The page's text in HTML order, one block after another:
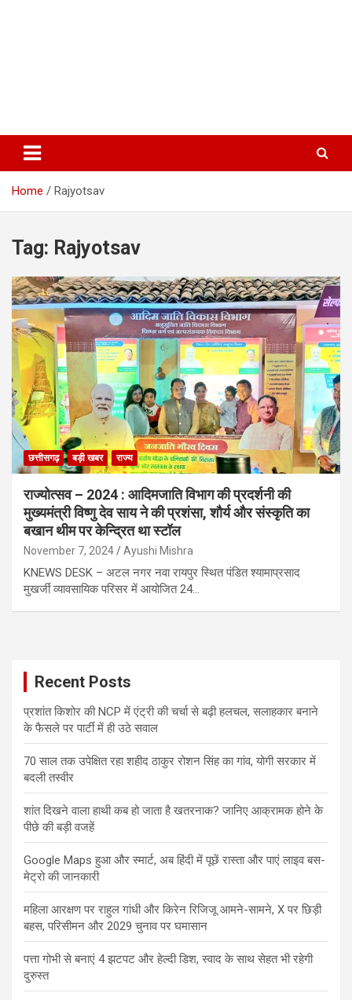
Home Rajyotsav
Tag: Rajyotsav
छत्तीसगढ़ बड़ी खबर राज्य
राज्योत्सव – 2024 : आदिमजाति विभाग की प्रदर्शनी की
मुख्यमंत्री विष्णु देव साय ने की प्रशंसा, शौर्य और संस्कृति का
बखान थीम पर केन्द्रित था स्टॉल
November 7, 2024 Ayushi Mishra
KNEWS DESK – अटल नगर नवा रायपुर स्थित पंडित श्यामाप्रसाद
मुखर्जी व्यावसायिक परिसर में आयोजित 24…
Recent Posts
प्रशांत किशोर की NCP में एंट्री की चर्चा से बढ़ी हलचल, सलाहकार बनाने
के फैसले पर पार्टी में ही उठे सवाल
70 साल तक उपेक्षित रहा शहीद ठाकुर रोशन सिंह का गांव, योगी सरकार में
बदली तस्वीर
शांत दिखने वाला हाथी कब हो जाता है खतरनाक? जानिए आक्रामक होने के
पीछे की बड़ी वजहें
Google Maps हुआ और स्मार्ट, अब हिंदी में पूछें रास्ता और पाएं लाइव बस-
मेट्रो की जानकारी
महिला आरक्षण पर राहुल गांधी और किरेन रिजिजू आमने-सामने, X पर छिड़ी
बहस, परिसीमन और 2029 चुनाव पर घमासान
पत्ता गोभी से बनाएं 4 झटपट और हेल्दी डिश, स्वाद के साथ सेहत भी रहेगी
दुरुस्त